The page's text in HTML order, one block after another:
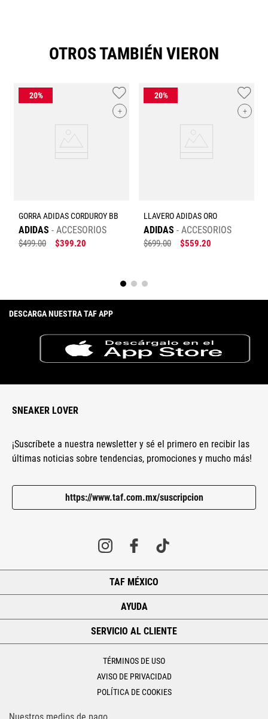
Califica el producto de 1 a 5 estrellas
★★★★
Dirección de email
OTROS TAMBIÉN VIERON
+
GORRA ADIDAS CORDUROY BB
ADIDAS ACCESORIOS
$499.00 $399.20
+
LLAVERO ADIDAS ORO
ADIDAS ACCESORIOS
$699.00 $559.20
DESCARGA NUESTRA TAF APP
SNEAKER LOVER
¡Suscríbete a nuestra newsletter y sé el primero en recibir las
últimas noticias sobre tendencias, promociones y mucho más!
https://www.taf.com.mx/suscripcion
TAF MÉXICO
AYUDA
SERVICIO AL CLIENTE
TÉRMINOS DE USO
AVISO DE PRIVACIDAD
POLÍTICA DE COOKIES